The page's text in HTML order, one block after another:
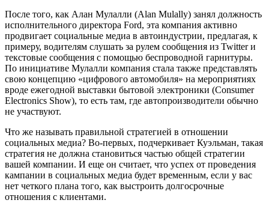
После того, как Алан Мулалли (Alan Mulally) занял должность
исполнительного директора Ford, эта компания активно
продвигает социальные медиа в автоиндустрии, предлагая, к
примеру, водителям слушать за рулем сообщения из Twitter и
текстовые сообщения с помощью беспроводной гарнитуры.
По инициативе Мулалли компания стала также представлять
свою концепцию «цифрового автомобиля» на мероприятиях
вроде ежегодной выставки бытовой электроники (Consumer
Electronics Show), то есть там, где автопроизводители обычно
не участвуют.
Что же называть правильной стратегией в отношении
социальных медиа? Во-первых, подчеркивает Куэльман, такая
стратегия не должна становиться частью общей стратегии
вашей компании. И еще он считает, что успех от проведения
кампании в социальных медиа будет временным, если у вас
нет четкого плана того, как выстроить долгосрочные
отношения с клиентами.